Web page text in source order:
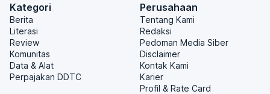
Kategori
Berita
Literasi
Review
Komunitas
Data & Alat
Perpajakan DDTC
Perusahaan
Tentang Kami
Redaksi
Pedoman Media Siber
Disclaimer
Kontak Kami
Karier
Profil & Rate Card